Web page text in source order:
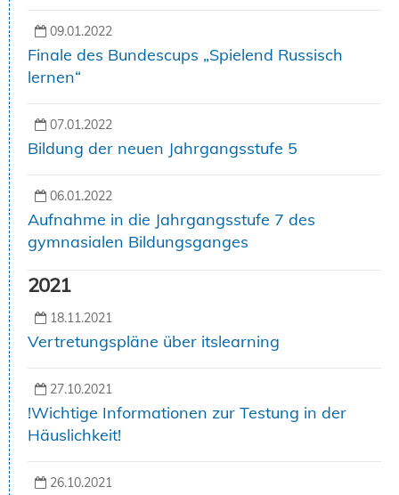
09.01.2022
Finale des Bundescups „Spielend Russisch
lernen“
07.01.2022
Bildung der neuen Jahrgangsstufe 5
06.01.2022
Aufnahme in die Jahrgangsstufe 7 des
gymnasialen Bildungsganges
2021
18.11.2021
Vertretungspläne über itslearning
27.10.2021
!Wichtige Informationen zur Testung in der
Häuslichkeit!
26.10.2021